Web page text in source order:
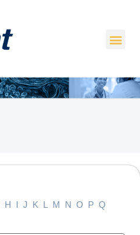
H I J K L M N O P Q